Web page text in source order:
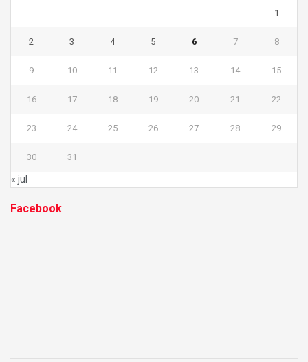
1
2 3 4 5 6 7 8
9 10 11 12 13 14 15
16 17 18 19 20 21 22
23 24 25 26 27 28 29
30 31
« jul
Facebook